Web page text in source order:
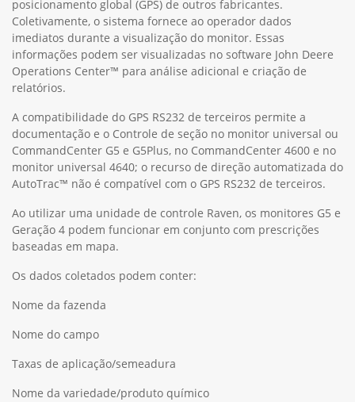
posicionamento global (GPS) de outros fabricantes.
Coletivamente, o sistema fornece ao operador dados
imediatos durante a visualização do monitor. Essas
informações podem ser visualizadas no software John Deere
Operations Center™ para análise adicional e criação de
relatórios.
A compatibilidade do GPS RS232 de terceiros permite a
documentação e o Controle de seção no monitor universal ou
CommandCenter G5 e G5Plus, no CommandCenter 4600 e no
monitor universal 4640; o recurso de direção automatizada do
AutoTrac™ não é compatível com o GPS RS232 de terceiros.
Ao utilizar uma unidade de controle Raven, os monitores G5 e
Geração 4 podem funcionar em conjunto com prescrições
baseadas em mapa.
Os dados coletados podem conter:
Nome da fazenda
Nome do campo
Taxas de aplicação/semeadura
Nome da variedade/produto químico